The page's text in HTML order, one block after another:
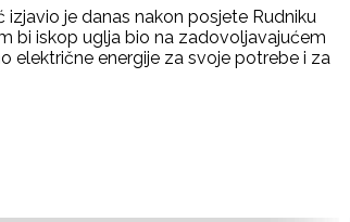
izjavio je danas nakon posjete Rudniku
bi iskop uglja bio na zadovoljavajućem
električne energije za svoje potrebe i za